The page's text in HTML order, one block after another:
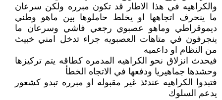
والكراهيه في هذا الاطار قد تكون مبرره ولكن سرعان
ما ينحرف اتجاهها او يخلط حاملوها بين ماهو وطني
ديموقراطي وماهو عصبوي رجعي فاشي وسرعان ما
ينجرفون في متاهات العصبويه جراء تدخل امني خبيث
من النظام او داعميه
فيحدث انزلاق نحو الكراهيه المدمره كطاقه يتم تركيزها
وحشدها جماهيريا ودفعها في الاتجاه الخطأ
فتبدوا الكراهيه عندئذ غير مقبوله او مبرره تبدو كشعور
يدعم السلوك